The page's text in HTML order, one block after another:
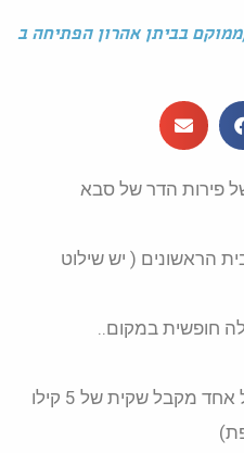
בביתן אהרון הפתיחה ב
פירות הדר של סבא
הראשונים ( יש שילוט
חופשית במקום..
מגיל 3 20 שח, מבוגר 30 ( כל אחד מקבל שקית של 5 קילו